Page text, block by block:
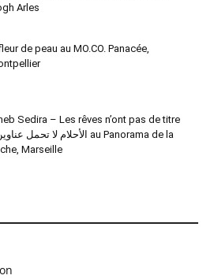
Arles
de peau au MO.CO. Panacée,
Sedira – Les rêves n’ont pas de titre
Marseille